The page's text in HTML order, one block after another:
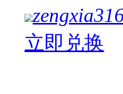
立即兑换